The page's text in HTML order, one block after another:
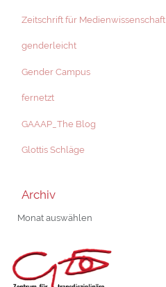
Zeitschrift für Medienwissenschaft
genderleicht
Gender Campus
fernetzt
GAAAP_The Blog
Glottis Schläge
Archiv
Archiv